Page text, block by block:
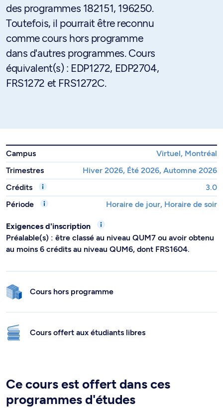
des programmes 182151, 196250.
Toutefois, il pourrait être reconnu
comme cours hors programme
dans d'autres programmes. Cours
équivalent(s) : EDP1272, EDP2704,
FRS1272 et FRS1272C.
Campus
Virtuel, Montréal
Trimestres
Hiver 2026, Été 2026, Automne 2026
Crédits
3.0
Période
Horaire de jour, Horaire de soir
Exigences d'inscription
Préalable(s) : être classé au niveau QUM7 ou avoir obtenu
au moins 6 crédits au niveau QUM6, dont FRS1604.
Cours hors programme
Cours offert aux étudiants libres
Ce cours est offert dans ces
programmes d'études